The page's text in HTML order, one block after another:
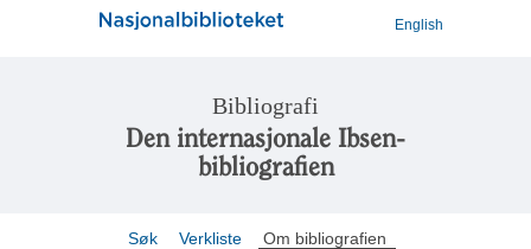
English
Bibliografi
Den internasjonale Ibsen-
bibliografien
Søk Verkliste Om bibliografien